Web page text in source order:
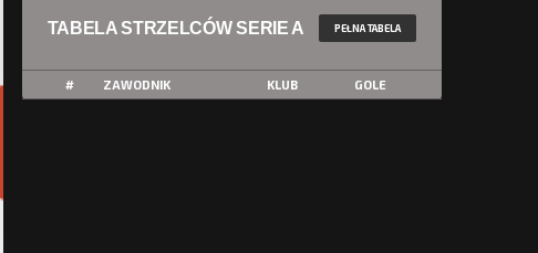
TABELA STRZELCÓW SERIE A PEŁNA TABELA
# ZAWODNIK KLUB GOLE